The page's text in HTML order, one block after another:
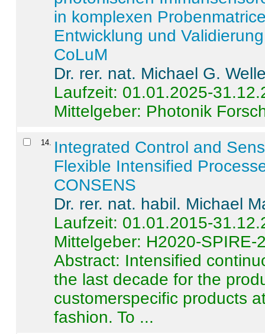
in komplexen
Entwicklung und
CoLuM
Dr. rer. nat. Michael G.
Laufzeit: 01.01.2025-
Mittelgeber: Photonik
14
Integrated Control and
Flexible Intensified
CONSENS
Dr. rer. nat. habil. Michael
Laufzeit: 01.01.2015-
Mittelgeber: H2020-SPIRE-
Abstract: Intensified
the last decade for the
customerspecific products
fashion. To ...